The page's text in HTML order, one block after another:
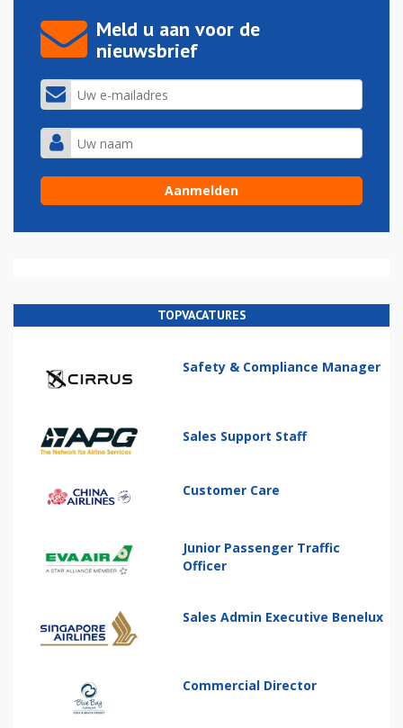
Meld u aan voor de
nieuwsbrief
TOPVACATURES
Safety & Compliance Manager
Sales Support Staff
Customer Care
Junior Passenger Traffic
Officer
Sales Admin Executive Benelux
Commercial Director